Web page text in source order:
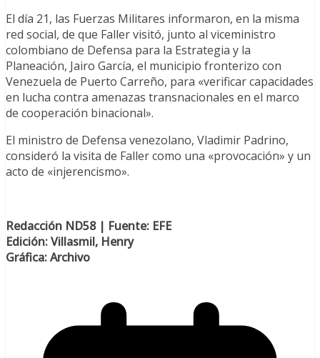
El día 21, las Fuerzas Militares informaron, en la misma
red social, de que Faller visitó, junto al viceministro
colombiano de Defensa para la Estrategia y la
Planeación, Jairo García, el municipio fronterizo con
Venezuela de Puerto Carreño, para «verificar capacidades
en lucha contra amenazas transnacionales en el marco
de cooperación binacional».
El ministro de Defensa venezolano, Vladimir Padrino,
consideró la visita de Faller como una «provocación» y un
acto de «injerencismo».
Redacción ND58 | Fuente: EFE
Edición: Villasmil, Henry
Gráfica: Archivo